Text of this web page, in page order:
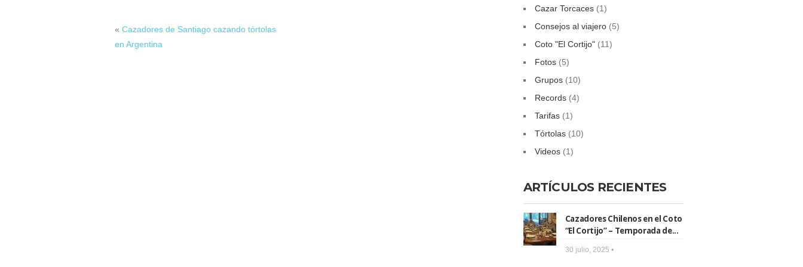
« Cazadores de Santiago cazando tórtolas
en Argentina
Cazar Torcaces(1)
Consejos al viajero(5)
Coto "El Cortijo"(11)
Fotos(5)
Grupos(10)
Records(4)
Tarifas(1)
Tórtolas(10)
Videos(1)
ARTÍCULOS RECIENTES
Cazadores Chilenos en el Coto
“El Cortijo” – Temporada de...
30 julio, 2025 •